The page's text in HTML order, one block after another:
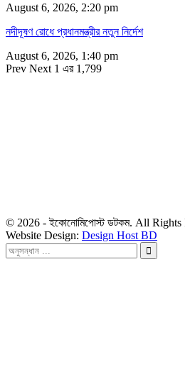
August 6, 2026, 2:20 pm
নদীদূষণ রোধে প্রধানমন্ত্রীর নতুন নির্দেশ
August 6, 2026, 1:40 pm
Prev Next 1 এর 1,799
© 2026 - ইকোনোমিপোস্ট ডটকম. All Rights
Website Design: Design Host BD